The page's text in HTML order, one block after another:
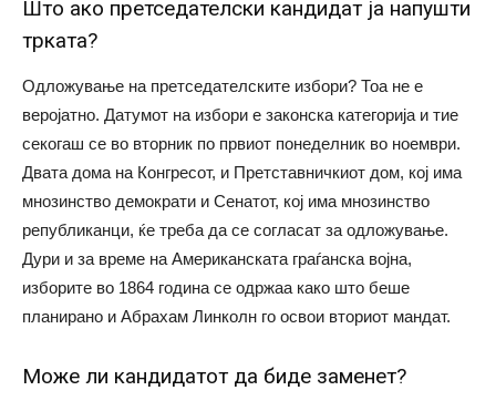
Што ако претседателски кандидат ја напушти
трката?
Одложување на претседателските избори? Тоа не е
веројатно. Датумот на избори е законска категорија и тие
секогаш се во вторник по првиот понеделник во ноември.
Двата дома на Конгресот, и Претставничкиот дом, кој има
мнозинство демократи и Сенатот, кој има мнозинство
републиканци, ќе треба да се согласат за одложување.
Дури и за време на Американската граѓанска војна,
изборите во 1864 година се одржаа како што беше
планирано и Абрахам Линколн го освои вториот мандат.
Може ли кандидатот да биде заменет?